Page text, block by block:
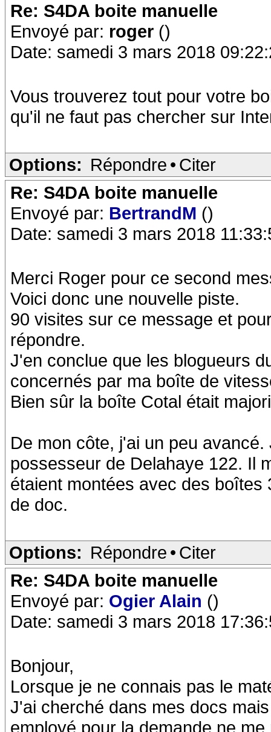
Re: S4DA boite manuelle
Envoyé par: roger ()
Date: samedi 3 mars 2018
Vous trouverez tout pour votre
qu'il ne faut pas chercher sur
Options: Répondre • Citer
Re: S4DA boite manuelle
Envoyé par: BertrandM ()
Date: samedi 3 mars 2018
Merci Roger pour ce second
Voici donc une nouvelle piste.
90 visites sur ce message et
répondre.
J'en conclue que les blogueurs
concernés par ma boîte de
Bien sûr la boîte Cotal était
De mon côte, j'ai un peu
possesseur de Delahaye 122. Il
étaient montées avec des boîtes
de doc.
Options: Répondre • Citer
Re: S4DA boite manuelle
Envoyé par: Ogier Alain ()
Date: samedi 3 mars 2018
Bonjour,
Lorsque je ne connais pas le
J'ai cherché dans mes docs
employé pour la demande ne